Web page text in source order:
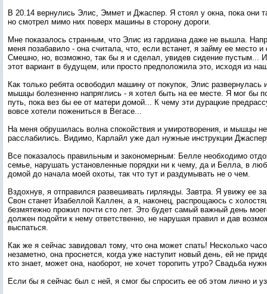
В 20.14 вернулись Элис, Эммет и Джаспер. Я стоял у окна, пока они
но смотрел мимо них поверх машины в сторону дороги.
Мне показалось странным, что Элис из гардиана даже не вышла.
меня позабавило - она считала, что, если встанет, я займу ее место
Смешно, но, возможно, так бы я и сделал, увидев сидение пустым...
этот вариант в будущем, или просто предположила это, исходя из
Как только ребята освободил машину от покупок, Элис
мышцы болезненно напряглись - я хотел быть на ее месте. Я мог бы
путь, пока вез бы ее от матери домой... К чему эти дурацкие
вовсе хотели пожениться в Вегасе...
На меня обрушилась волна спокойствия и умиротворения, и мышцы
расслабились. Видимо, Карлайл уже дал нужные инструкции
Все показалось правильным и закономерным: Белле необходимо
семье, нарушать установленные порядки ни к чему, да и Белла, в
домой до начала моей охоты, так что тут и раздумывать не о чем.
Вздохнув, я отправился развешивать гирлянды. Завтра. Я увижу ее
Свон станет Изабеллой Каллен, а я, наконец, распрощаюсь с
безмятежно прожил почти сто лет. Это будет самый важный день
должен подойти к нему ответственно, не нарушая правил и дав
выспаться.
Как же я сейчас завидовал тому, что она может спать! Несколько
незаметно, она проснется, когда уже наступит новый день, ей не
кто знает, может она, наоборот, не хочет торопить утро? Свадьба
Если бы я сейчас был с ней, я смог бы спросить ее об этом лично и